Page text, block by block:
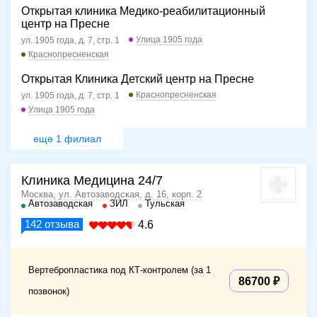
Открытая клиника Медико-реабилитационный
центр на Пресне
ул. 1905 года, д. 7, стр. 1
Улица 1905 года
Краснопресненская
Открытая Клиника Детский центр на Пресне
ул. 1905 года, д. 7, стр. 1
Краснопресненская
Улица 1905 года
еще 1 филиал
Клиника Медицина 24/7
Москва, ул. Автозаводская, д. 16, корп. 2
Автозаводская
ЗИЛ Тульская
142 отзыва 4.6
Вертебропластика под КТ-контролем (за 1
позвонок)
86700